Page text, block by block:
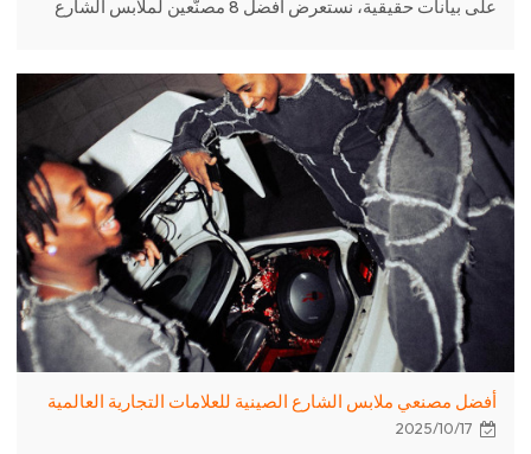
على بيانات حقيقية، نستعرض أفضل 8 مصنّعين لملابس الشارع
على شريكك المثالي.
أفضل مصنعي ملابس الشارع الصينية للعلامات التجارية العالمية
2025/10/17